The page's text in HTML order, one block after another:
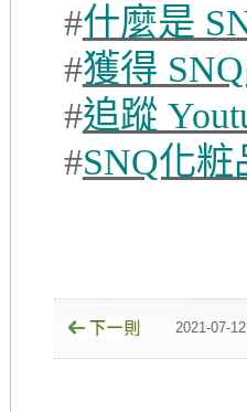
#什麼是
#獲得
#追蹤
#SNQ化
2021-07-12